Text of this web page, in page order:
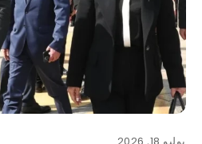
يوليو 18, 2026